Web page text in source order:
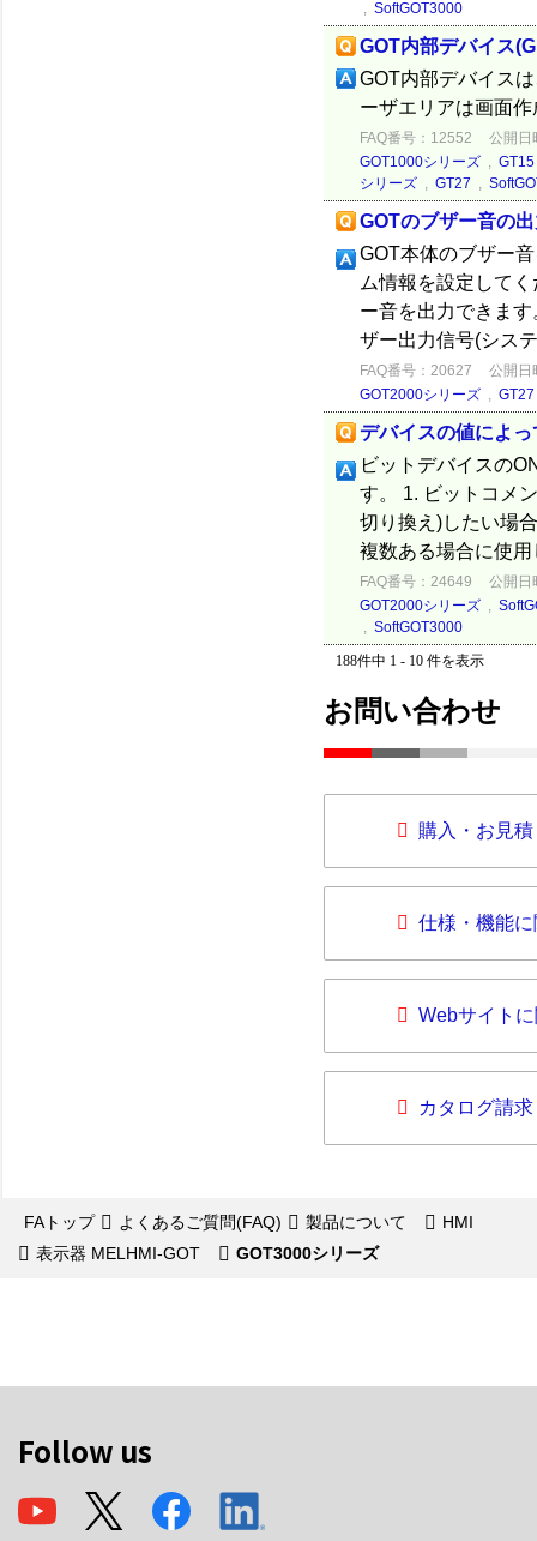
, SoftGOT3000
GOT内部デバイス
GOT内部デバイス
ーザエリアは画面
FAQ番号：12552
公開日
GOT1000シリーズ , GT15
シリーズ , GT27 ,
GOTのブザー音の
GOT本体のブザー
ム情報を設定して
ー音を出力できま
ザー出力信号(シス
FAQ番号：20627
公開日
GOT2000シリーズ , GT27
デバイスの値によ
ビットデバイスの
す。 1. ビットコメ
切り換え)したい場
複数ある場合に使
FAQ番号：24649
公開日
GOT2000シリーズ ,
, SoftGOT3000
188件中 1 - 10 件を表示
お問い合わせ
購入・お見
仕様・機能
Webサイト
カタログ請求
FAトップ よくあるご質問(FAQ) 製品について
HMI
表示器 MELHMI-GOT
GOT3000シリーズ
Follow us